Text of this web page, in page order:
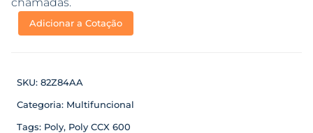
Adicionar a Cotação
SKU: 82Z84AA
Categoria: Multifuncional
Tags: Poly, Poly CCX 600